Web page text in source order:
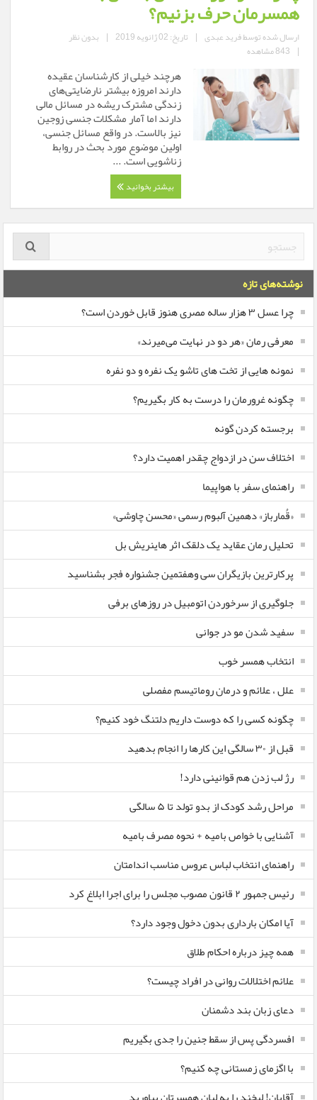
همسرمان حرف بزنیم؟
ارسال شده توسطفرید عبدی | تاریخ: 02 ژانویه 2019 | بدون نظر
| 843 مشاهده
هرچند خیلی از کارشناسان عقیده
دارند امروزه بیشتر نارضایتی‌های
زندگی مشترک ریشه در مسائل مالی
دارند اما آمار مشکلات جنسی زوجین
نیز بالاست. در واقع مسائل جنسی،
اولین موضوع مورد بحث در روابط
زناشویی است. ...
بیشتر بخوانید
نوشته‌های تازه
چرا عسل ۳ هزار ساله‌ مصری هنوز قابل خوردن است؟
معرفی رمان «هر دو در نهایت می‌میرند»
نمونه هایی از تخت های تاشو یک نفره و دو نفره
چگونه غرورمان را درست به کار بگیریم؟
برجسته کردن گونه
اختلاف سن در ازدواج چقدر اهمیت دارد؟
راهنمای سفر با هواپیما
«قُمارباز» دهمین آلبوم رسمی «محسن چاوشی»
تحلیل رمان عقاید یک دلقک اثر هاینریش بل
پرکارترین بازیگران سی وهفتمین جشنواره فجر بشناسید
جلوگیری از سرخوردن اتومبیل در روزهای برفی
سفید شدن مو در جوانی
انتخاب همسر خوب
علل ، علائم و درمان روماتیسم مفصلی
چگونه کسی را که دوست داریم دلتنگ خود کنیم؟
قبل از ۳۰ سالگی این کارها را انجام بدهید
رژ لب زدن هم قوانینی دارد!
مراحل رشد کودک از بدو تولد تا ۵ سالگی
آشنایی با خواص بامیه + نحوه مصرف بامیه
راهنمای انتخاب لباس عروس مناسب اندامتان
رئیس جمهور ۲ قانون مصوب مجلس را برای اجرا ابلاغ کرد
آیا امکان بارداری بدون دخول وجود دارد؟
همه چیز درباره احکام طلاق
علائم اختلالات روانی در افراد چیست؟
دعای زبان بند دشمنان
افسردگی پس از سقط جنین را جدی بگیریم
با اگزمای زمستانی چه کنیم؟